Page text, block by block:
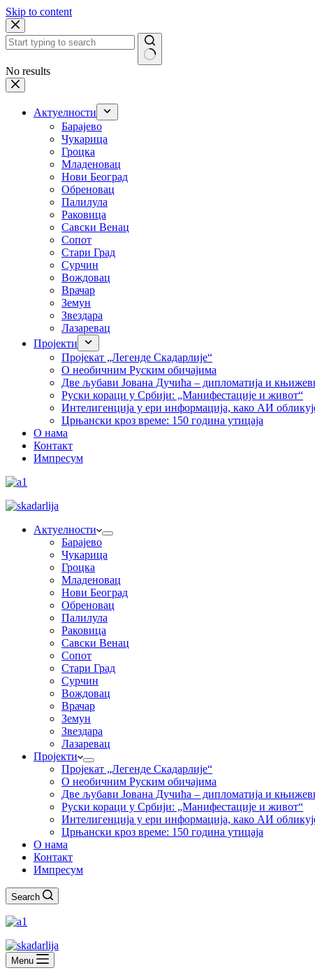
Skip to content
No results
Актуелности
Барајево
Чукарица
Гроцка
Младеновац
Нови Београд
Обреновац
Палилула
Раковица
Савски Венац
Сопот
Стари Град
Сурчин
Вождовац
Врачар
Земун
Звездара
Лазаревац
Пројекти
Пројекат „Легенде Скадарлије“
О необичним Руским обичајима
Две љубави Јована Дучића – дипломатија и
Руски кораци у Србији: „Манифестације и живот“
Интелигенција у ери информација, како АИ
Црњански кроз време: 150 година утицаја
О нама
Контакт
Импресум
Актуелности
Барајево
Чукарица
Гроцка
Младеновац
Нови Београд
Обреновац
Палилула
Раковица
Савски Венац
Сопот
Стари Град
Сурчин
Вождовац
Врачар
Земун
Звездара
Лазаревац
Пројекти
Пројекат „Легенде Скадарлије“
О необичним Руским обичајима
Две љубави Јована Дучића – дипломатија и
Руски кораци у Србији: „Манифестације и живот“
Интелигенција у ери информација, како АИ
Црњански кроз време: 150 година утицаја
О нама
Контакт
Импресум
Search
Menu